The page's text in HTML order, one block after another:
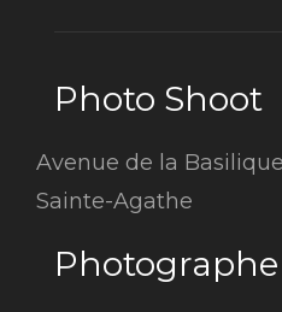
Photo Shoot
Avenue de la
Sainte-Agathe
Photographe